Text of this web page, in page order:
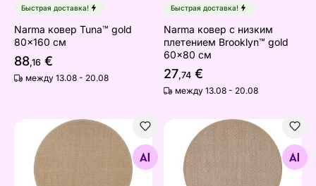
Быстрая доставка!
Narma ковер Tuna™ gold
80x160 см
88,16 €
между 13.08 - 20.08
Быстрая доставка!
Narma ковер с низким
плетением Brooklyn™ gold
60x80 см
27,74 €
между 13.08 - 20.08
Narma ковер Tuna™ beige круглый Ø 160 см
Найдите похожие
Narma ковер Dragon™
Найдите похожие